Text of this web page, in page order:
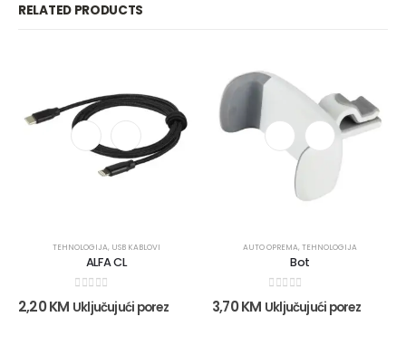
RELATED PRODUCTS
TEHNOLOGIJA, USB KABLOVI
ALFA CL
out of 5
2,20KM Uključujući porez
AUTO OPREMA, TEHNOLOGIJA
Bot
0out of 5
3,70KM Uključujući porez